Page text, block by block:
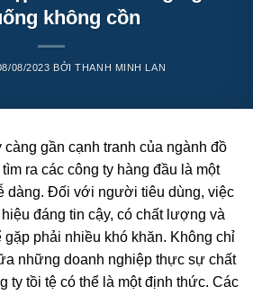
không cồn
08/2023 BỞITHANH MINH LAN
gần cạnh tranh của ngành đồ
ra các công ty hàng đầu là một
dàng. Đối với người tiêu dùng, việc
đáng tin cậy, có chất lượng và
phải nhiều khó khăn. Không chỉ
những doanh nghiệp thực sự chất
ty tồi tệ có thể là một định thức. Các